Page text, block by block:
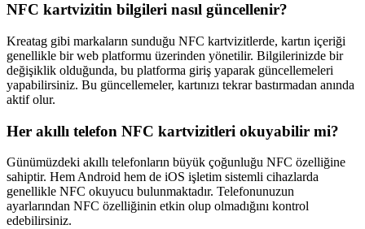
NFC kartvizitin bilgileri nasıl güncellenir?
Kreatag gibi markaların sunduğu NFC kartvizitlerde, kartın içeriği
genellikle bir web platformu üzerinden yönetilir. Bilgilerinizde bir
değişiklik olduğunda, bu platforma giriş yaparak güncellemeleri
yapabilirsiniz. Bu güncellemeler, kartınızı tekrar bastırmadan anında
aktif olur.
Her akıllı telefon NFC kartvizitleri okuyabilir mi?
Günümüzdeki akıllı telefonların büyük çoğunluğu NFC özelliğine
sahiptir. Hem Android hem de iOS işletim sistemli cihazlarda
genellikle NFC okuyucu bulunmaktadır. Telefonunuzun
ayarlarından NFC özelliğinin etkin olup olmadığını kontrol
edebilirsiniz.